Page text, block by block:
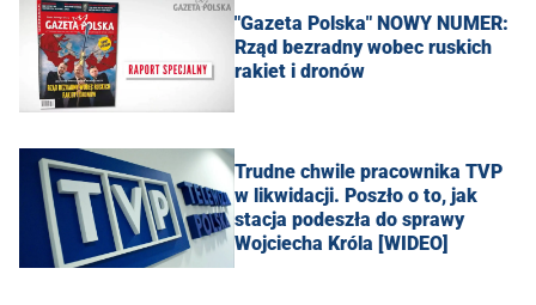
"Gazeta Polska" NOWY NUMER:
Rząd bezradny wobec ruskich
rakiet i dronów
Trudne chwile pracownika TVP
w likwidacji. Poszło o to, jak
stacja podeszła do sprawy
Wojciecha Króla [WIDEO]